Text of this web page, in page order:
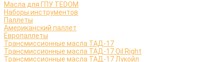
Масла для ГПУ TEDOM
Наборы инструментов
Паллеты
Американский паллет
Европаллеты
Трансмиссионные масла ТАД-17
Трансмиссионные масла ТАД-17 Oil Right
Трансмиссионные масла ТАД-17 Лукойл